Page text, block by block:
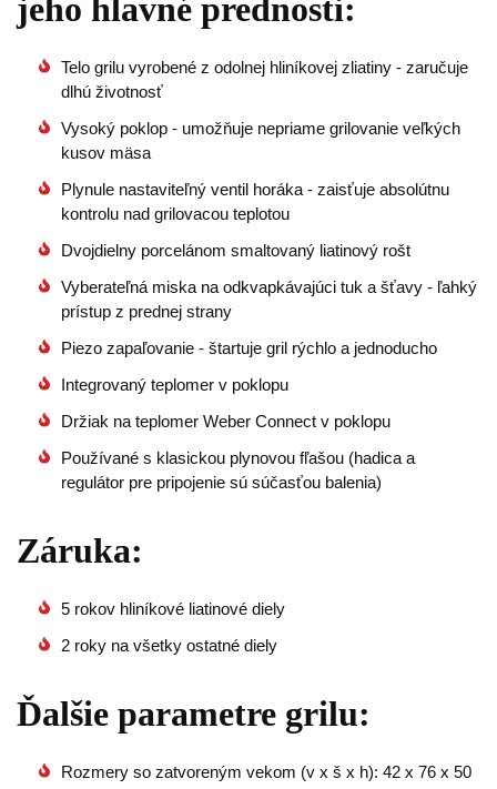
jeho hlavné prednosti:
Telo grilu vyrobené z odolnej hliníkovej zliatiny - zaručuje
dlhú životnosť
Vysoký poklop - umožňuje nepriame grilovanie veľkých
kusov mäsa
Plynule nastaviteľný ventil horáka - zaisťuje absolútnu
kontrolu nad grilovacou teplotou
Dvojdielny porcelánom smaltovaný liatinový rošt
Vyberateľná miska na odkvapkávajúci tuk a šťavy - ľahký
prístup z prednej strany
Piezo zapaľovanie - štartuje gril rýchlo a jednoducho
Integrovaný teplomer v poklopu
Držiak na teplomer Weber Connect v poklopu
Používané s klasickou plynovou fľašou (hadica a
regulátor pre pripojenie sú súčasťou balenia)
Záruka:
5 rokov hliníkové liatinové diely
2 roky na všetky ostatné diely
Ďalšie parametre grilu:
Rozmery so zatvoreným vekom (v x š x h): 42 x 76 x 50